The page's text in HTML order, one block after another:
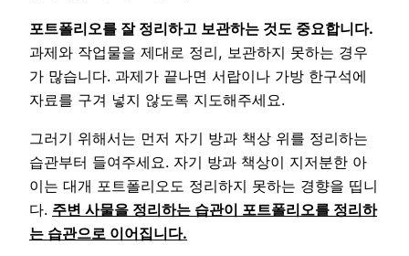
포트폴리오를 잘 정리하고 보관하는 것도 중요합니다.
과제와 작업물을 제대로 정리, 보관하지 못하는 경우
가 많습니다. 과제가 끝나면 서랍이나 가방 한구석에
자료를 구겨 넣지 않도록 지도해주세요.
그러기 위해서는 먼저 자기 방과 책상 위를 정리하는
습관부터 들여주세요. 자기 방과 책상이 지저분한 아
이는 대개 포트폴리오도 정리하지 못하는 경향을 띱니
다. 주변 사물을 정리하는 습관이 포트폴리오를 정리하
는 습관으로 이어집니다.